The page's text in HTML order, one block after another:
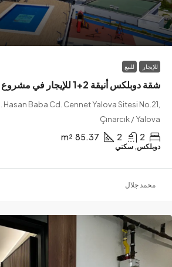
للبيع
2+1 للإيجار في مشروع جنّة يلوا
Mh. Hasan Baba Cd. Cennet Yalova Sitesi
Çınarcık /
85.37
m²
سكني